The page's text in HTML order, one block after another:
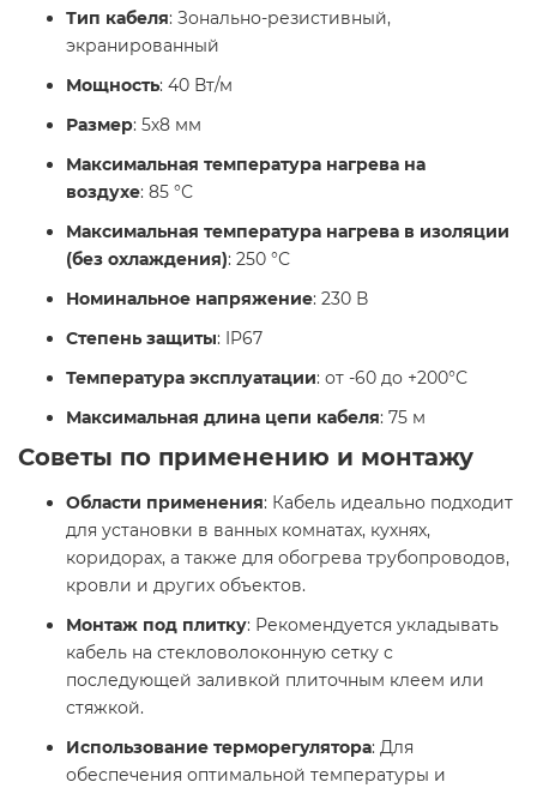
Тип кабеля: Зонально-резистивный,
экранированный
Мощность: 40 Вт/м
Размер: 5х8 мм
Максимальная температура нагрева на
воздухе: 85 °С
Максимальная температура нагрева в изоляции
(без охлаждения): 250 °С
Номинальное напряжение: 230 В
Степень защиты: IP67
Температура эксплуатации: от -60 до +200°С
Максимальная длина цепи кабеля: 75 м
Советы по применению и монтажу
Области применения: Кабель идеально подходит
для установки в ванных комнатах, кухнях,
коридорах, а также для обогрева трубопроводов,
кровли и других объектов.
Монтаж под плитку: Рекомендуется укладывать
кабель на стекловолоконную сетку с
последующей заливкой плиточным клеем или
стяжкой.
Использование терморегулятора: Для
обеспечения оптимальной температуры и